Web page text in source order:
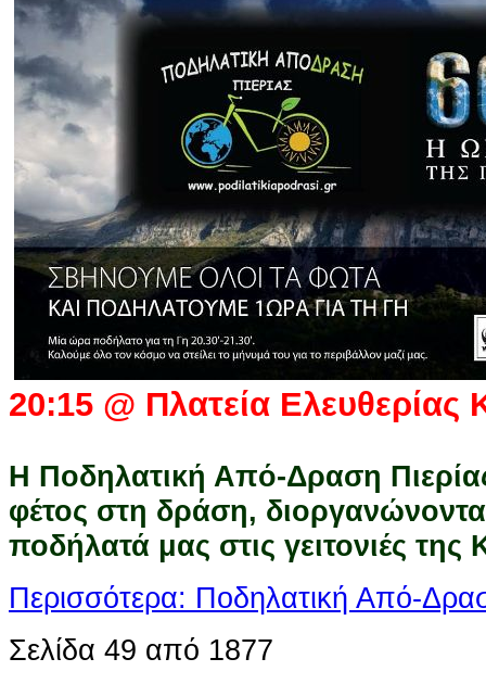
20:15 @ Πλατεία Ελευθερίας
Η Ποδηλατική Από-Δραση
φέτος στη δράση,
ποδήλατά μας στις γειτονιές της
Περισσότερα: Ποδηλατική Από-
Σελίδα 49 από 1877